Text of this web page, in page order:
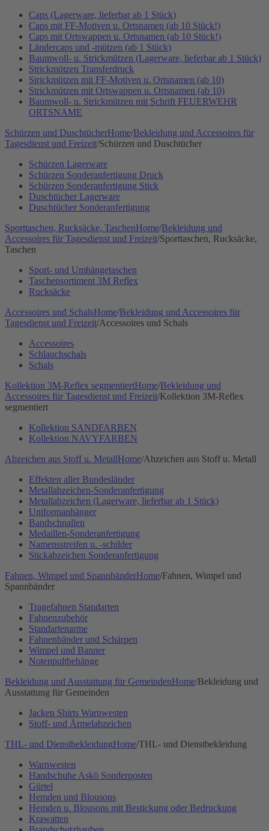
Caps (Lagerware, lieferbar ab 1 Stück)
Caps mit FF-Motiven u. Ortsnamen (ab 10 Stück!)
Caps mit Ortswappen u. Ortsnamen (ab 10 Stück!)
Ländercaps und -mützen (ab 1 Stück)
Baumwoll- u. Strickmützen (Lagerware, lieferbar ab 1 Stück)
Strickmützen Transferdruck
Strickmützen mit FF-Motiven u. Ortsnamen (ab 10)
Strickmützen mit Ortswappen u. Ortsnamen (ab 10)
Baumwoll- u. Strickmützen mit Schrift FEUERWEHR
ORTSNAME
Schürzen und DuschtücherHome/Bekleidung und Accessoires für
Tagesdienst und Freizeit/Schürzen und Duschtücher
Schürzen Lagerware
Schürzen Sonderanfertigung Druck
Schürzen Sonderanfertigung Stick
Duschtücher Lagerware
Duschtücher Sonderanfertigung
Sporttaschen, Rucksäcke, TaschenHome/Bekleidung und
Accessoires für Tagesdienst und Freizeit/Sporttaschen, Rucksäcke,
Taschen
Sport- und Umhängetaschen
Taschensortiment 3M Reflex
Rucksäcke
Accessoires und SchalsHome/Bekleidung und Accessoires für
Tagesdienst und Freizeit/Accessoires und Schals
Accessoires
Schlauchschals
Schals
Kollektion 3M-Reflex segmentiertHome/Bekleidung und
Accessoires für Tagesdienst und Freizeit/Kollektion 3M-Reflex
segmentiert
Kollektion SANDFARBEN
Kollektion NAVYFARBEN
Abzeichen aus Stoff u. MetallHome/Abzeichen aus Stoff u. Metall
Effekten aller Bundesländer
Metallabzeichen-Sonderanfertigung
Metallabzeichen (Lagerware, lieferbar ab 1 Stück)
Uniformanhänger
Bandschnallen
Medaillen-Sonderanfertigung
Namensstreifen u. -schilder
Stickabzeichen Sonderanfertigung
Fahnen, Wimpel und SpannbänderHome/Fahnen, Wimpel und
Spannbänder
Tragefahnen Standarten
Fahnenzubehör
Standartenarme
Fahnenbänder und Schärpen
Wimpel und Banner
Notenpultbehänge
Bekleidung und Ausstattung für GemeindenHome/Bekleidung und
Ausstattung für Gemeinden
Jacken Shirts Warnwesten
Stoff- und Ärmelabzeichen
THL- und DienstbekleidungHome/THL- und Dienstbekleidung
Warnwesten
Handschuhe Askö Sonderposten
Gürtel
Hemden und Blousons
Hemden u. Blousons mit Bestickung oder Bedruckung
Krawatten